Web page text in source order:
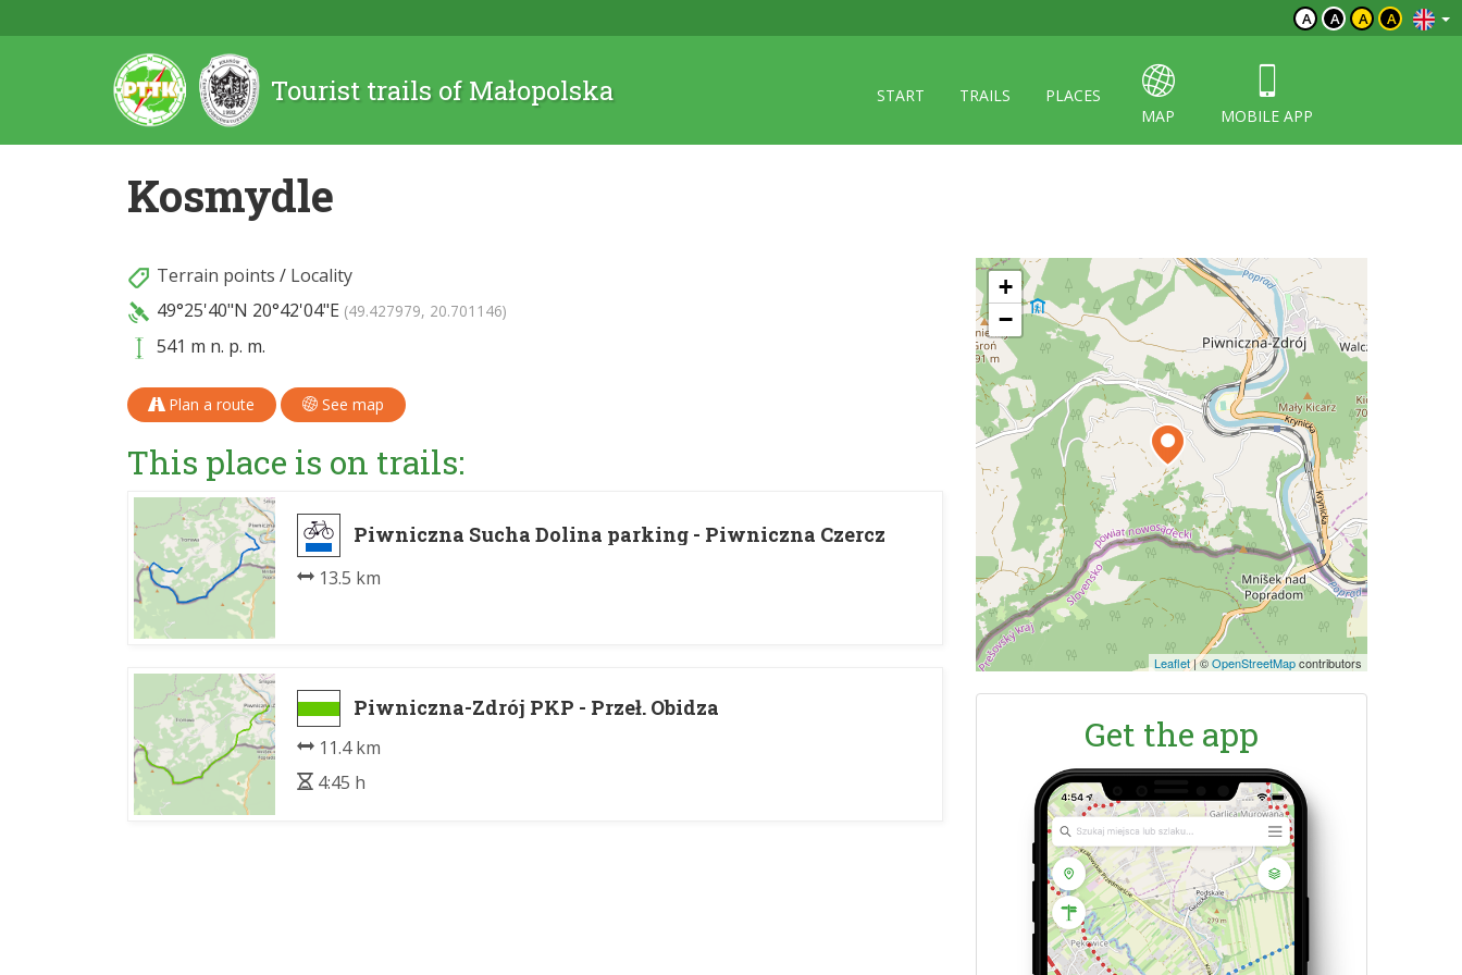
A A A A
Tourist trails of Małopolska START TRAILS
PLACES
MAP
MOBILE APP
Kosmydle
Terrain points / Locality
49°25'40"N 20°42'04"E (49.427979, 20.701146)
541 m n. p. m.
Plan a route See map
This place is on trails:
Piwniczna Sucha Dolina parking - Piwniczna Czercz
13.5 km
Piwniczna-Zdrój PKP - Przeł. Obidza
11.4 km
4:45 h
+
−
Leaflet|©OpenStreetMapcontributors
Get the app